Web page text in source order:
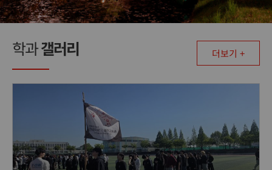
학과갤러리 더보기 +